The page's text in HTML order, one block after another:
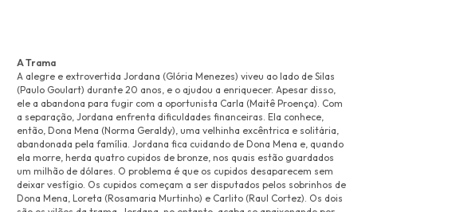
A Trama
A alegre e extrovertida Jordana (Glória Menezes) viveu ao lado de Silas
(Paulo Goulart) durante 20 anos, e o ajudou a enriquecer. Apesar disso,
ele a abandona para fugir com a oportunista Carla (Maitê Proença). Com
a separação, Jordana enfrenta dificuldades financeiras. Ela conhece,
então, Dona Mena (Norma Geraldy), uma velhinha excêntrica e solitária,
abandonada pela família. Jordana fica cuidando de Dona Mena e, quando
ela morre, herda quatro cupidos de bronze, nos quais estão guardados
um milhão de dólares. O problema é que os cupidos desaparecem sem
deixar vestígio. Os cupidos começam a ser disputados pelos sobrinhos de
Dona Mena, Loreta (Rosamaria Murtinho) e Carlito (Raul Cortez). Os dois